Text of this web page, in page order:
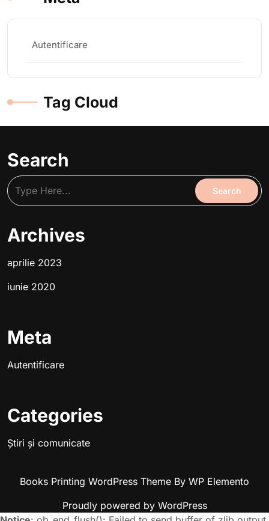
Autentificare
Tag Cloud
Search
Archives
aprilie 2023
iunie 2020
Meta
Autentificare
Categories
Știri și comunicate
Books Printing WordPress Theme By WP Elemento
Proudly powered by WordPress